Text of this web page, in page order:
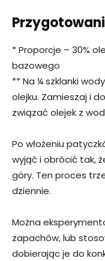
* Proporcje – 30%
bazowego
** Na ¼ szklanki
olejku. Zamieszaj i
związać olejek z
Po włożeniu
wyjąć i obrócić tak,
góry. Ten proces
dziennie.
Można
zapachów, lub
dobierając je do